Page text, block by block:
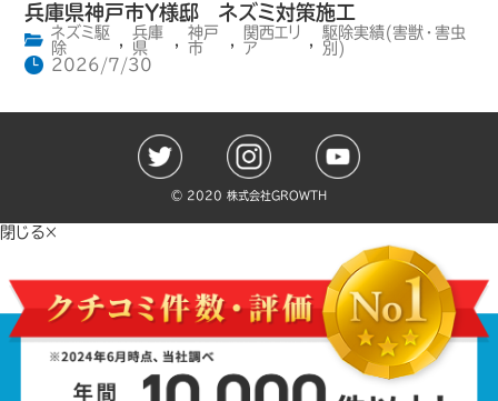
兵庫県神戸市Y様邸 ネズミ対策施工
ネズミ駆
除
,
兵庫
県
,
神戸
市
,
関西エリ
ア
,
駆除実績(害獣・害虫
別)
2026/7/30
©️ 2020 株式会社GROWTH
閉じる×